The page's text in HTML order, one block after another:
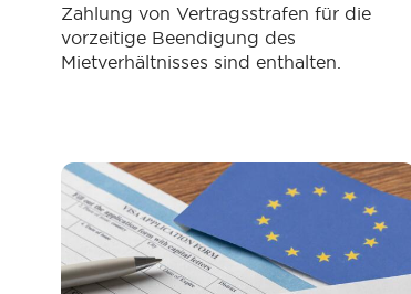
Zahlung von Vertragsstrafen für die
vorzeitige Beendigung des
Mietverhältnisses sind enthalten.